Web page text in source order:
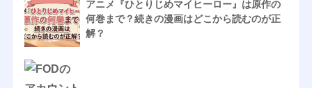
アニメ『ひとりじめマイヒーロー』は原作の
何巻まで？続きの漫画はどこから読むのが正
解？